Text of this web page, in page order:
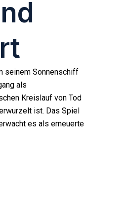
seinem Sonnenschiff
als
Kreislauf von Tod
ist. Das Spiel
es als erneuerte